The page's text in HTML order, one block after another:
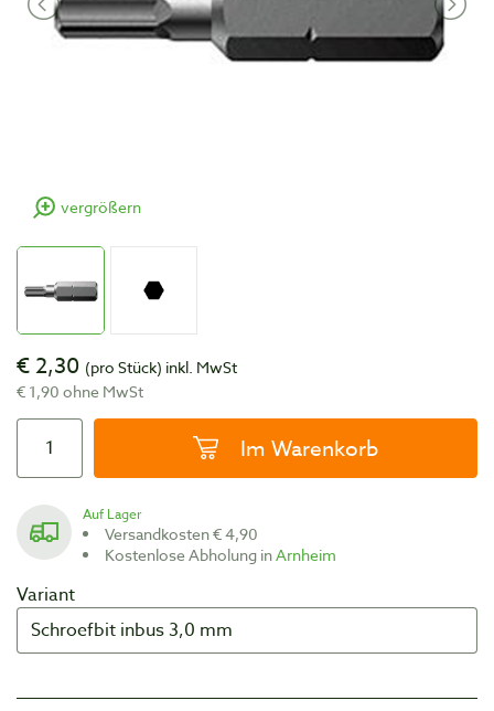
vergrößern
€ 2,30 (pro Stück) inkl. MwSt
€ 1,90 ohne MwSt
Im Warenkorb
Auf Lager
Versandkosten € 4,90
Kostenlose Abholung inArnheim
Variant